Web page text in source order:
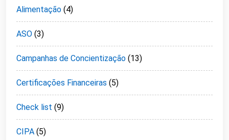
Alimentação (4)
ASO (3)
Campanhas de Concientização (13)
Certificações Financeiras (5)
Check list (9)
CIPA (5)